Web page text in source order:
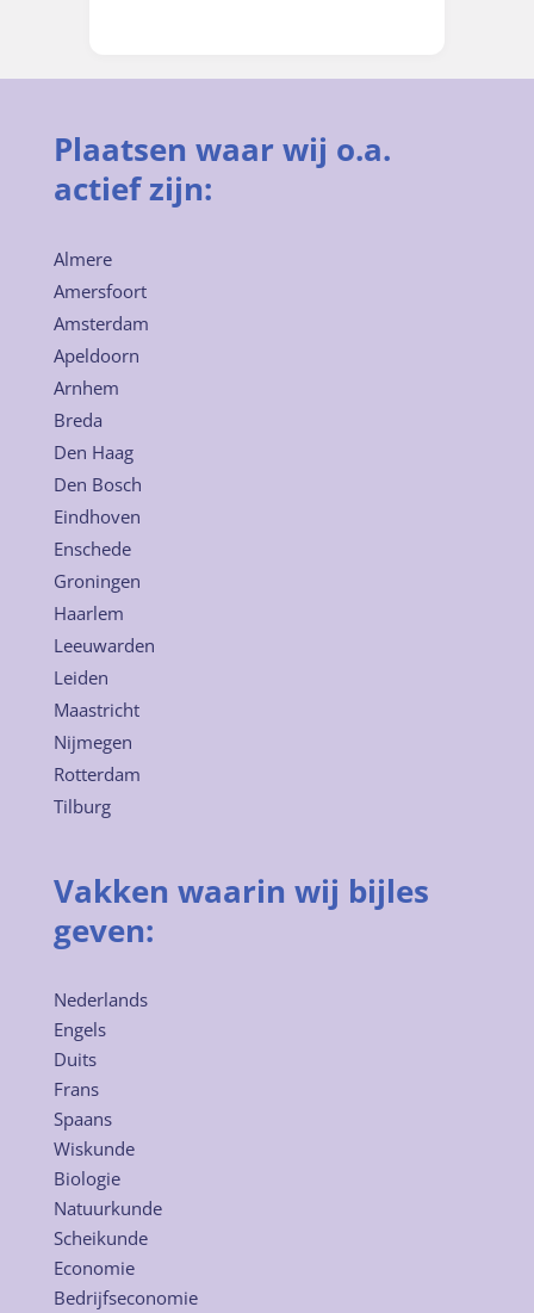
Plaatsen waar wij o.a.
actief zijn:
Almere
Amersfoort
Amsterdam
Apeldoorn
Arnhem
Breda
Den Haag
Den Bosch
Eindhoven
Enschede
Groningen
Haarlem
Leeuwarden
Leiden
Maastricht
Nijmegen
Rotterdam
Tilburg
Vakken waarin wij bijles
geven:
Nederlands
Engels
Duits
Frans
Spaans
Wiskunde
Biologie
Natuurkunde
Scheikunde
Economie
Bedrijfseconomie